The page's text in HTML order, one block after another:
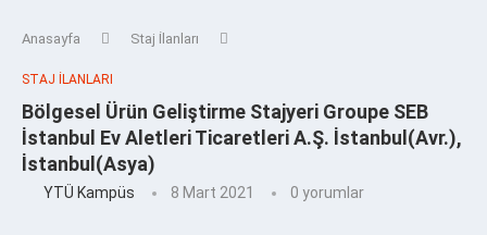
Anasayfa Staj İlanları
STAJ İLANLARI
Bölgesel Ürün Geliştirme Stajyeri Groupe SEB
İstanbul Ev Aletleri Ticaretleri A.Ş. İstanbul(Avr.),
İstanbul(Asya)
YTÜ Kampüs 8 Mart 2021 0 yorumlar